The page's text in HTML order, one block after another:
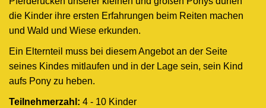
die Kinder ihre ersten Erfahrungen beim Reiten machen
und Wald und Wiese erkunden.
Ein Elternteil muss bei diesem Angebot an der Seite
seines Kindes mitlaufen und in der Lage sein, sein Kind
aufs Pony zu heben.
Teilnehmerzahl: 4 - 10 Kinder